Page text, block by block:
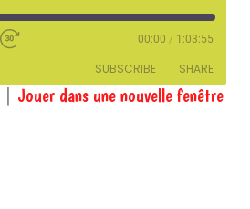
00:00 / 1:03:55
SUBSCRIBE SHARE
Jouer dans une nouvelle fenêtre